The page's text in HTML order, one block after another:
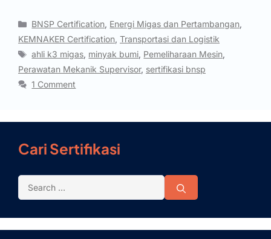
BNSP Certification, Energi Migas dan Pertambangan,
KEMNAKER Certification, Transportasi dan Logistik
ahli k3 migas, minyak bumi, Pemeliharaan Mesin,
Perawatan Mekanik Supervisor, sertifikasi bnsp
1 Comment
Cari Sertifikasi